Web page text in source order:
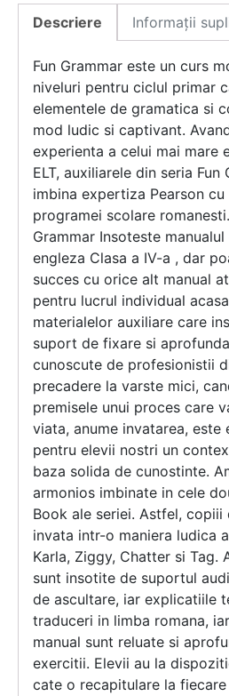
Descriere Informații
Fun Grammar este un curs
niveluri pentru ciclul primar
elementele de gramatica si
mod ludic si captivant.
experienta a celui mai mare
ELT, auxiliarele din seria Fun
imbina expertiza Pearson
programei scolare
Grammar Insoteste
engleza Clasa a IV-a , dar
succes cu orice alt manual
pentru lucrul individual
materialelor auxiliare care
suport de fixare si
cunoscute de profesionistii
precadere la varste mici,
premisele unui proces care
viata, anume invatarea, este
pentru elevii nostri un
baza solida de cunostinte.
armonios imbinate in cele
Book ale seriei. Astfel,
invata intr-o maniera ludica
Karla, Ziggy, Chatter si Tag.
sunt insotite de suportul
de ascultare, iar explicatiile
traduceri in limba romana,
manual sunt reluate si
exercitii. Elevii au la
cate o recapitulare la